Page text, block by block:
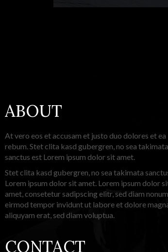
ABOUT
At vero eos et accusam et justo duo dolores et ea
rebum. Stet clita kasd gubergren, no sea takimata
sanctus est Lorem ipsum dolor sit amet.
Stet clita kasd gubergren, no sea takimata
Lorem ipsum dolor sit amet. Lorem ipsum dolor
amet, consetetur sadipscing elitr, sed diam
eirmod tempor invidunt ut labore et dolore
aliquyam erat, sed diam voluptua.
CONTACT